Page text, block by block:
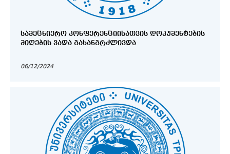
ᲡᲐᲛᲔᲪᲜᲘᲔᲠᲝ ᲙᲝᲜᲤᲔᲠᲔᲜᲪᲘᲘᲡᲐᲗᲕᲘᲡ ᲓᲝᲙᲣᲛᲔᲜᲢᲔᲑᲘᲡ
ᲛᲘᲦᲔᲑᲘᲡ ᲕᲐᲓᲐ ᲒᲐᲮᲐᲜᲒᲠᲫᲚᲘᲕᲓᲐ
06/12/2024